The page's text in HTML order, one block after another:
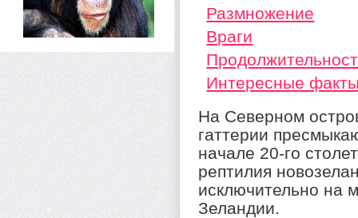
Размножение
Враги
Интересные
На Северном
гаттерии
начале 20-го
рептилия
исключительно на
Зеландии.